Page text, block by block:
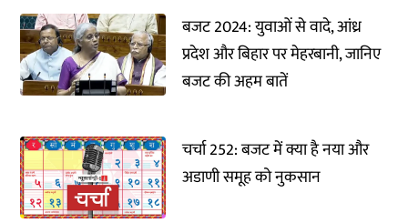
बजट 2024: युवाओं से वादे, आंध्र
प्रदेश और बिहार पर मेहरबानी, जानिए
बजट की अहम बातें
चर्चा 252: बजट में क्या है नया और
अडाणी समूह को नुकसान